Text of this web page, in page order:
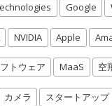
Google
NVIDIA Apple
トウェア MaaS 空
カメラ スタートアップ